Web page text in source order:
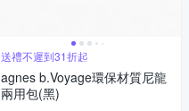
送禮不遲到31折起
agnes b.Voyage環保材質尼龍
兩用包(黑)